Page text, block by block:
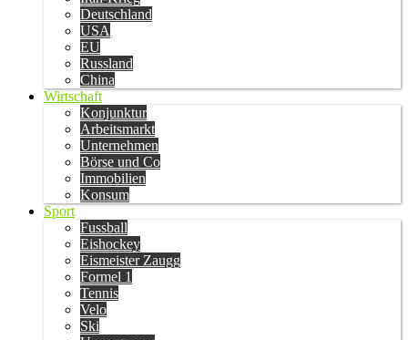
Deutschland
USA
EU
Russland
China
Wirtschaft
Konjunktur
Arbeitsmarkt
Unternehmen
Börse und Co
Immobilien
Konsum
Sport
Fussball
Eishockey
Eismeister Zaugg
Formel 1
Tennis
Velo
Ski